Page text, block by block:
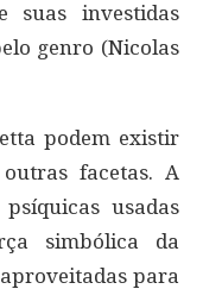
suas investidas
genro (Nicolas
podem existir
facetas. A
usadas
simbólica da
para